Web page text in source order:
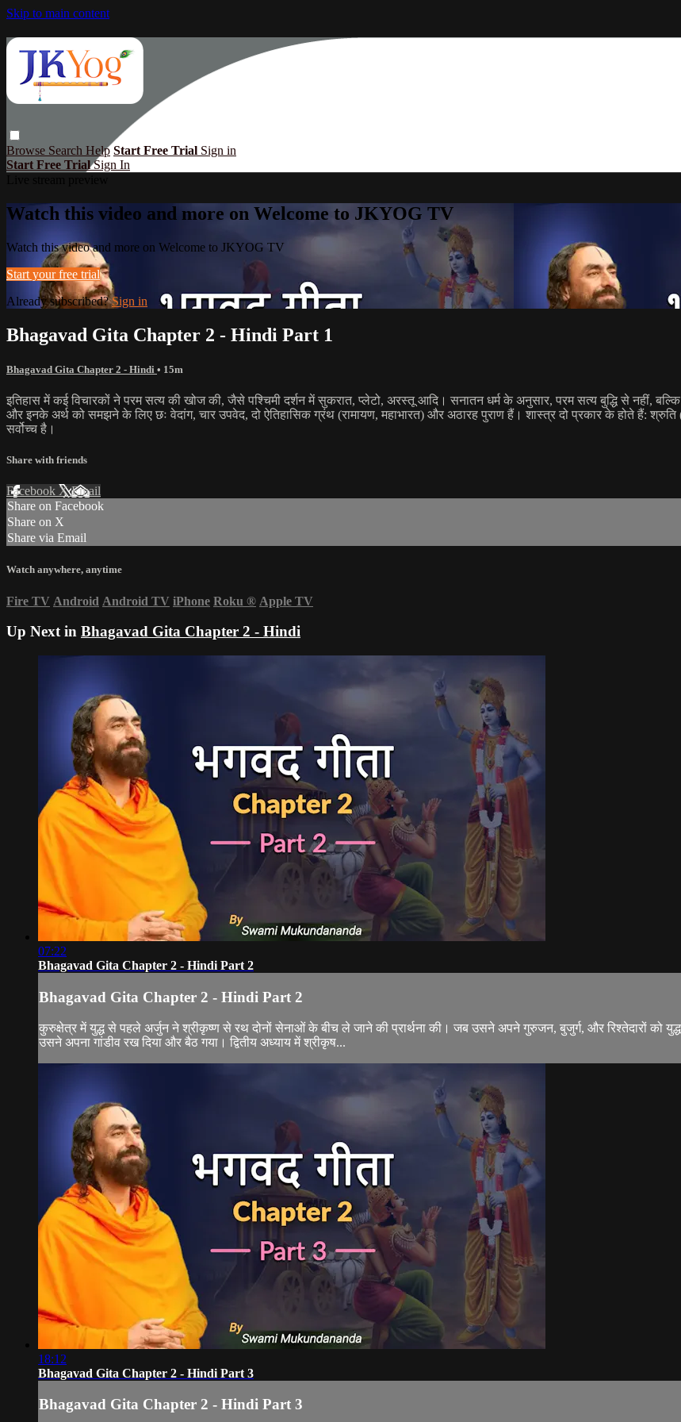
Skip to main content
Browse Search Help Start Free Trial Sign in
Start Free TrialSign In
Watch this video and more on Welcome to JKYOG TV
Watch this video and more on Welcome to JKYOG TV
Start your free trial
Already subscribed?Sign in
Bhagavad Gita Chapter 2 - Hindi Part 1
Bhagavad Gita Chapter 2 - Hindi • 15m
इतिहास में कई विचारकों ने परम सत्य की खोज की, जैसे पश्चिमी दर्शन में सुकरात, प्लेटो, अरस्तू आदि। सनातन धर्म के अनुसार, परम सत्य बुद्धि से नहीं,
और इनके अर्थ को समझने के लिए छः वेदांग, चार उपवेद, दो ऐतिहासिक ग्रंथ (रामायण, महाभारत) और अठारह पुराण हैं। शास्त्र दो प्रकार के होते हैं:
सर्वोच्च है।
Share with friends
Facebook XEmail
Share on Facebook
Share on X
Share via Email
Watch anywhere, anytime
Fire TV Android Android TV iPhone Roku ® Apple TV
Up Next in Bhagavad Gita Chapter 2 - Hindi
07:22
Bhagavad Gita Chapter 2 - Hindi Part 2
Bhagavad Gita Chapter 2 - Hindi Part 2
कुरुक्षेत्र में युद्ध से पहले अर्जुन ने श्रीकृष्ण से रथ दोनों सेनाओं के बीच ले जाने की प्रार्थना की। जब उसने अपने गुरुजन, बुजुर्ग, और रिश्तेदारों को
उसने अपना गांडीव रख दिया और बैठ गया। द्वितीय अध्याय में श्रीकृष...
18:12
Bhagavad Gita Chapter 2 - Hindi Part 3
Bhagavad Gita Chapter 2 - Hindi Part 3